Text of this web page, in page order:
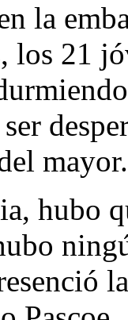
la
los 21
mayor.
hubo